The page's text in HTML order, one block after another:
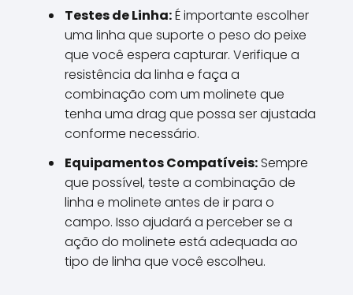
Testes de Linha:É importante escolher
uma linha que suporte o peso do peixe
que você espera capturar. Verifique a
resistência da linha e faça a
combinação com um molinete que
tenha uma drag que possa ser ajustada
conforme necessário.
Equipamentos Compatíveis:Sempre
que possível, teste a combinação de
linha e molinete antes de ir para o
campo. Isso ajudará a perceber se a
ação do molinete está adequada ao
tipo de linha que você escolheu.